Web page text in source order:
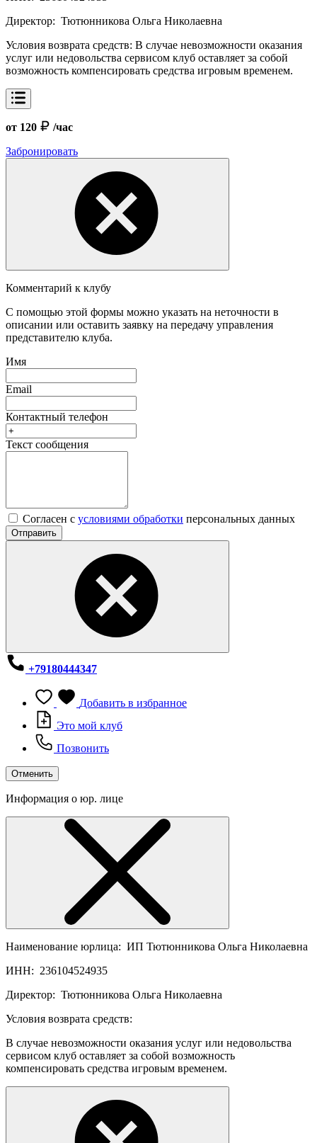
Директор: Тютюнникова Ольга Николаевна
Условия возврата средств: В случае невозможности оказания
услуг или недовольства сервисом клуб оставляет за собой
возможность компенсировать средства игровым временем.
от 120
/час
Забронировать
Комментарий к клубу
С помощью этой формы можно указать на неточности в
описании или оставить заявку на передачу управления
представителю клуба.
Имя
Email
Контактный телефон
Текст сообщения
Согласен с условиями обработки персональных данных
Отправить
+79180444347
Добавить в избранное
Это мой клуб
Позвонить
Отменить
Информация о юр. лице
Наименование юрлица: ИП Тютюнникова Ольга Николаевна
ИНН: 236104524935
Директор: Тютюнникова Ольга Николаевна
Условия возврата средств:
В случае невозможности оказания услуг или недовольства
сервисом клуб оставляет за собой возможность
компенсировать средства игровым временем.